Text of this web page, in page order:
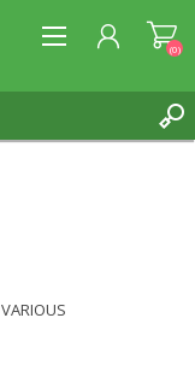
(0)
VARIOUS